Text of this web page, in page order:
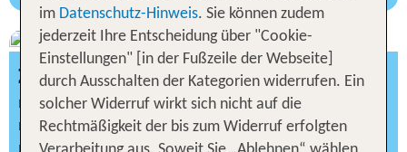
ZIMMER
120 Zimmer und Suiten
großzügig geschnitten
elegant und komfortabel
im Datenschutz-Hinweis. Sie können zudem
jederzeit Ihre Entscheidung über "Cookie-
Einstellungen" [in der Fußzeile der Webseite]
durch Ausschalten der Kategorien widerrufen. Ein
solcher Widerruf wirkt sich nicht auf die
Rechtmäßigkeit der bis zum Widerruf erfolgten